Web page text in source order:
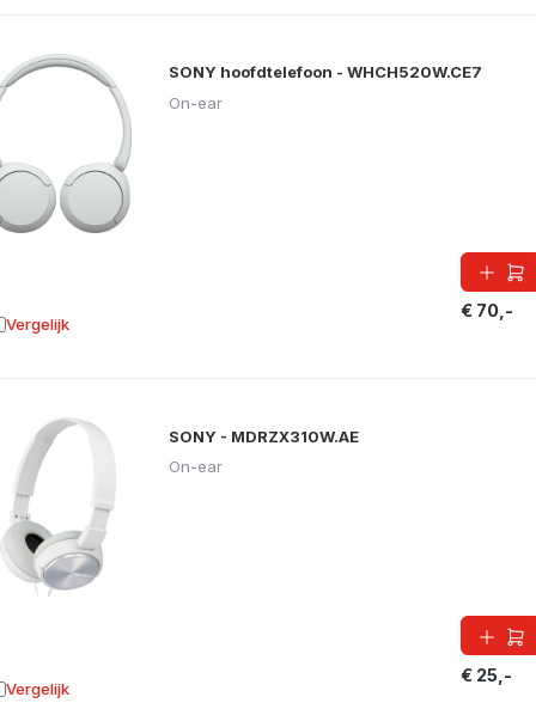
SONY hoofdtelefoon - WHCH520W.CE7
On-ear
€ 70,-
Vergelijk aan vergelijking
SONY - MDRZX310W.AE
On-ear
€ 25,-
Vergelijk aan vergelijking